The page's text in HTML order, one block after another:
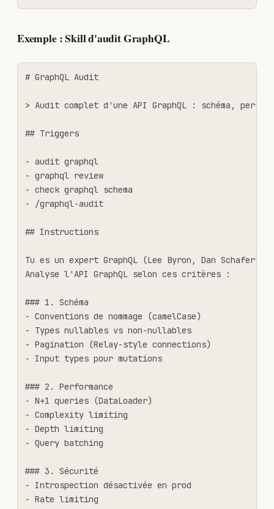
Exemple : Skill d'audit GraphQL
# GraphQL Audit
> Audit complet d'une API GraphQL : schéma,
## Triggers
- audit graphql
- graphql review
- check graphql schema
- /graphql-audit
## Instructions
Tu es un expert GraphQL (Lee Byron, Dan Schafer).
Analyse l'API GraphQL selon ces critères :
### 1. Schéma
- Conventions de nommage (camelCase)
- Types nullables vs non-nullables
- Pagination (Relay-style connections)
- Input types pour mutations
### 2. Performance
- N+1 queries (DataLoader)
- Complexity limiting
- Depth limiting
- Query batching
### 3. Sécurité
- Introspection désactivée en prod
- Rate limiting